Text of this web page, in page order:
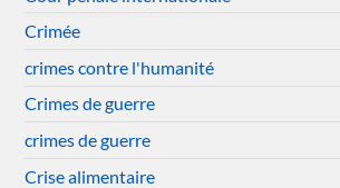
Crimée
crimes contre l'humanité
Crimes de guerre
crimes de guerre
Crise alimentaire